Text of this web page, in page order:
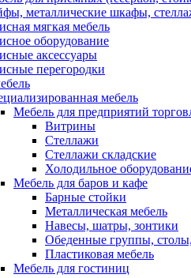
металлические шкафы,
мягкая мебель
оборудование
аксессуары
перегородки
мебель
Мебель для предприятий
Витрины
Стеллажи
Стеллажи складские
Холодильное
Мебель для баров и кафе
Барные стойки
Металлическая мебель
Навесы, шатры, зонтики
Обеденные группы, столы,
Пластиковая мебель
Мебель для гостиниц